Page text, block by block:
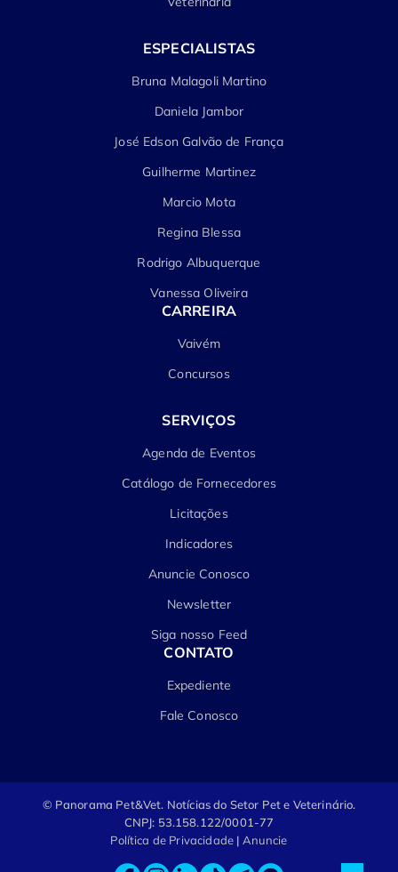
ESPECIALISTAS
Bruna Malagoli Martino
Daniela Jambor
José Edson Galvão de França
Guilherme Martinez
Marcio Mota
Regina Blessa
Rodrigo Albuquerque
Vanessa Oliveira
CARREIRA
Vaivém
Concursos
SERVIÇOS
Agenda de Eventos
Catálogo de Fornecedores
Licitações
Indicadores
Anuncie Conosco
Newsletter
Siga nosso Feed
CONTATO
Expediente
Fale Conosco
© Panorama Pet&Vet. Notícias do Setor Pet e Veterinário.
CNPJ: 53.158.122/0001-77
Política de Privacidade | Anuncie